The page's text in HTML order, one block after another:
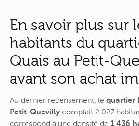
En savoir plus sur
habitants du
Quais au Petit-
avant son achat
Au dernier recensement, le quartier
Petit-Quevilly comptait 2 027
correspond à une densité de 1 436